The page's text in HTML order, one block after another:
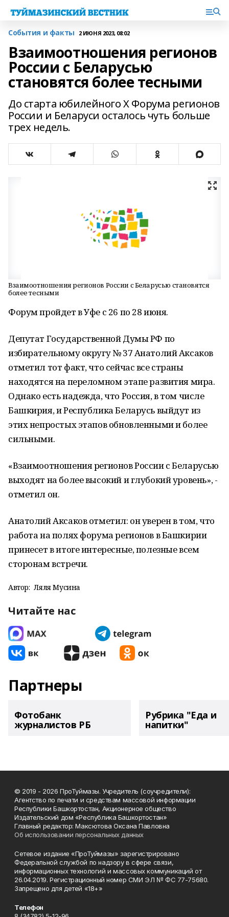
События и факты 2 ИЮНЯ 2023, 08:02
Взаимоотношения регионов
России с Беларусью
становятся более тесными
До старта юбилейного X Форума регионов
России и Беларуси осталось чуть больше
трех недель.
Взаимоотношения регионов России с Беларусью становятся
более тесными
Форум пройдет в Уфе с 26 по 28 июня.
Депутат Государственной Думы РФ по
избирательному округу № 37 Анатолий Аксаков
отметил тот факт, что сейчас все страны
находятся на переломном этапе развития мира.
Однако есть надежда, что Россия, в том числе
Башкирия, и Республика Беларусь выйдут из
этих непростых этапов обновленными и более
сильными.
«Взаимоотношения регионов России с Беларусью
выходят на более высокий и глубокий уровень», -
отметил он.
Анатолий Аксаков отметил: он уверен в том, что
работа на полях форума регионов в Башкирии
принесет в итоге интересные, полезные всем
сторонам встречи.
Автор: Ляля Мусина
Читайте нас
Партнеры
Фотобанк
журналистов РБ
Рубрика "Еда и
напитки"
© 2019 - 2026 ПроТуймазы. Учредитель (соучредители):
Агентство по печати и средствам массовой информации
Республики Башкортостан, Акционерное общество
Издательский дом «Республика Башкортостан»
Главный редактор: Максютова Оксана Павловна
Об использовании персональных данных
Сетевое издание «ПроТуймазы» зарегистрировано
Федеральной службой по надзору в сфере связи,
информационных технологий и массовых коммуникаций от
26.04.2019. Регистрационный номер СМИ ЭЛ № ФС 77-75680.
Запрещено для детей «18+»
Телефон